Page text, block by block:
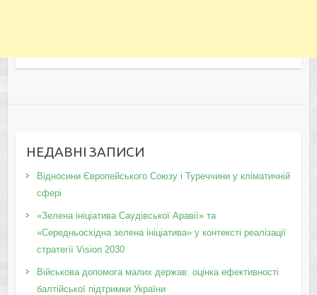
НЕДАВНІ ЗАПИСИ
Відносини Європейського Союзу і Туреччини у кліматичній
сфері
«Зелена ініціатива Саудівської Аравії» та
«Середньосхідна зелена ініціатива» у контексті реалізації
стратегії Vision 2030
Військова допомога малих держав: оцінка ефективності
балтійської підтримки України